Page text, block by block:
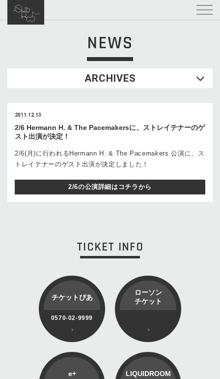
NEWS
ARCHIVES
2011.12.13
2/6 Hermann H. & The Pacemakersに、ストレイテナーのゲ
スト出演が決定！
2/6(月)に行われるHermann H. & The Pacemakers 公演に、ス
トレイテナーのゲスト出演が決定しました！
2/6の公演詳細はコチラから
TICKET INFO
チケットぴあ
0570-02-9999
ローソン
チケット
e+ LIQUIDROOM